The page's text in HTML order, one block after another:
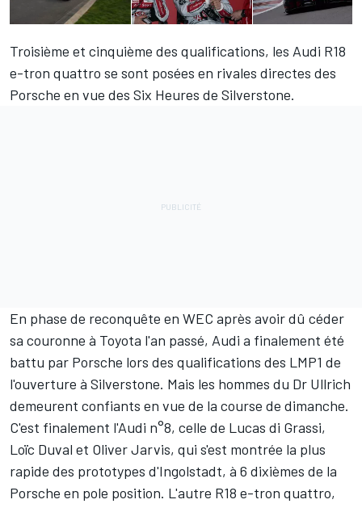
Troisième et cinquième des qualifications, les Audi R18
e-tron quattro se sont posées en rivales directes des
Porsche en vue des Six Heures de Silverstone.
En phase de reconquête en WEC après avoir dû céder
sa couronne à Toyota l'an passé, Audi a finalement été
battu par Porsche lors des qualifications des LMP1 de
l'ouverture à Silverstone. Mais les hommes du Dr Ullrich
demeurent confiants en vue de la course de dimanche.
C'est finalement l'Audi n°8, celle de Lucas di Grassi,
Loïc Duval et Oliver Jarvis, qui s'est montrée la plus
rapide des prototypes d'Ingolstadt, à 6 dixièmes de la
Porsche en pole position. L'autre R18 e-tron quattro,